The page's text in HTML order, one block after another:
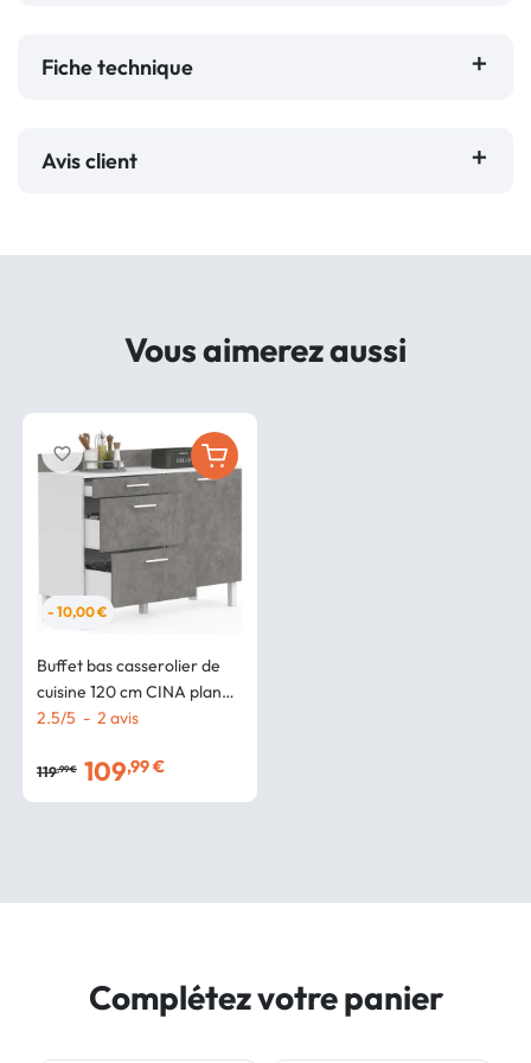
Fiche technique
Avis client
Vous aimerez aussi
- 10,00 €
Buffet bas casserolier de
cuisine 120 cm CINA plan
de travail H.83 cm 1 porte +
béton
2.5/5 - 2 avis
119,99 € 109,99 €
favorite_border
Complétez votre panier